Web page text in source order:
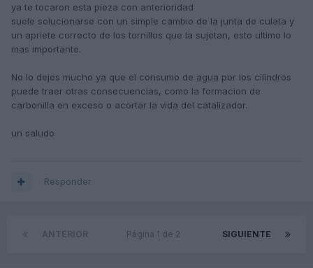
ya te tocaron esta pieza con anterioridad
suele solucionarse con un simple cambio de la junta de culata y
un apriete correcto de los tornillos que la sujetan, esto ultimo lo
mas importante.
No lo dejes mucho ya que el consumo de agua por los cilindros
puede traer otras consecuencias, como la formacion de
carbonilla en exceso o acortar la vida del catalizador.
un saludo
Responder
SIGUIENTE
Página 1 de 2